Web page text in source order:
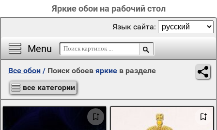
Яркие обои на рабочий стол
Menu
Язык сайта:
Все обои / Поиск обоев яркие в разделе
все категории